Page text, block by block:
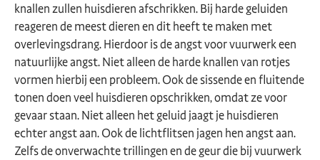
knallen zullen huisdieren afschrikken. Bij harde geluiden
reageren de meest dieren en dit heeft te maken met
overlevingsdrang. Hierdoor is de angst voor vuurwerk een
natuurlijke angst. Niet alleen de harde knallen van rotjes
vormen hierbij een probleem. Ook de sissende en fluitende
tonen doen veel huisdieren opschrikken, omdat ze voor
gevaar staan. Niet alleen het geluid jaagt je huisdieren
echter angst aan. Ook de lichtflitsen jagen hen angst aan.
Zelfs de onverwachte trillingen en de geur die bij vuurwerk